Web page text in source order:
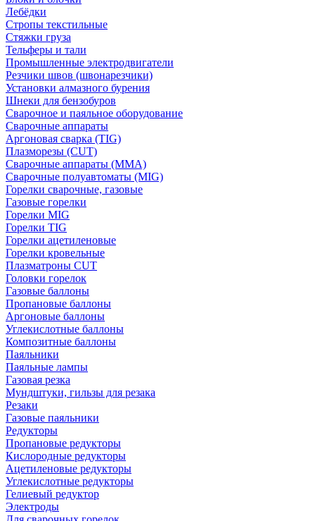
Лебёдки
Стропы текстильные
Стяжки груза
Тельферы и тали
Промышленные электродвигатели
Резчики швов (швонарезчики)
Установки алмазного бурения
Шнеки для бензобуров
Сварочное и паяльное оборудование
Сварочные аппараты
Аргоновая сварка (TIG)
Плазморезы (CUT)
Сварочные аппараты (MMA)
Сварочные полуавтоматы (MIG)
Горелки сварочные, газовые
Газовые горелки
Горелки MIG
Горелки TIG
Горелки ацетиленовые
Горелки кровельные
Плазматроны CUT
Головки горелок
Газовые баллоны
Пропановые баллоны
Аргоновые баллоны
Углекислотные баллоны
Композитные баллоны
Паяльники
Паяльные лампы
Газовая резка
Мундштуки, гильзы для резака
Резаки
Газовые паяльники
Редукторы
Пропановые редукторы
Кислородные редукторы
Ацетиленовые редукторы
Углекислотные редукторы
Гелиевый редуктор
Электроды